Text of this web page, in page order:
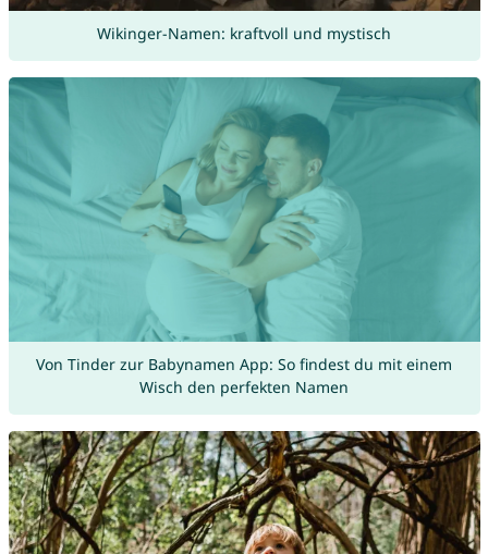
Wikinger-Namen: kraftvoll und mystisch
Von Tinder zur Babynamen App: So findest du mit einem
Wisch den perfekten Namen